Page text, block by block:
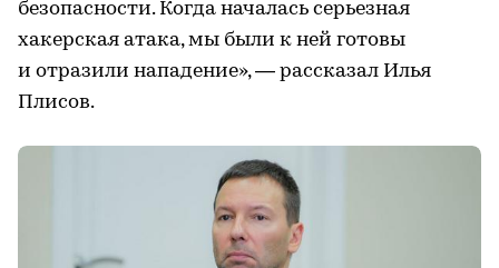
безопасности. Когда началась серьезная
хакерская атака, мы были к ней готовы
и отразили нападение», — рассказал Илья
Плисов.